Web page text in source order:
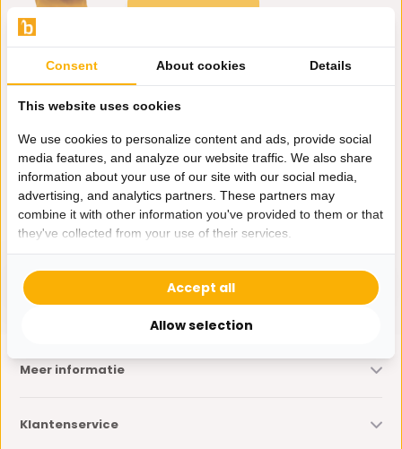
klantenservice@bazaaronline.nl
Ontvang de nieuwste aanbiedingen en promoties. We zullen
je niet spammen, beloofd.
* Lees hier de wettelijke beperkingen
Meer informatie
Klantenservice
Consent About cookies Details
This website uses cookies
We use cookies to personalize content and ads, provide social
media features, and analyze our website traffic. We also share
information about your use of our site with our social media,
advertising, and analytics partners. These partners may
combine it with other information you've provided to them or that
they've collected from your use of their services.
Allow selection
Accept all